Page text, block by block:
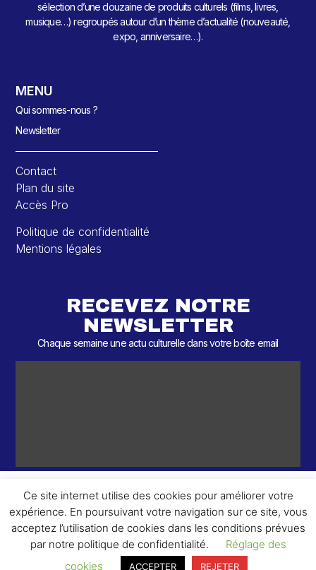
sélection d’une douzaine de produits culturels (films, livres,
musique…) regroupés autour d’un thème d’actualité (nouveauté,
expo, anniversaire…).
MENU
Qui sommes-nous ?
Newsletter
Contact
Plan du site
Accès Pro
Politique de confidentialité
Mentions légales
RECEVEZ NOTRE
NEWSLETTER
Chaque semaine une actu culturelle dans votre boîte email
© 2026 – 2 ème Round – Tous droits réservés.
Ce site internet utilise des cookies pour améliorer votre
expérience. En poursuivant votre navigation sur ce site, vous
acceptez l’utilisation de cookies dans les conditions prévues
par notre politique de confidentialité.
Réglage des
cookies
ACCEPTER REJETER